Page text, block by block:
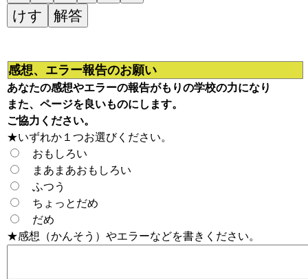
感想、エラー報告のお願い
あなたの感想やエラーの報告がもりの学校の力になり
また、ページを良いものにします。
ご協力ください。
★いずれか１つお選びください。
おもしろい
まあまあおもしろい
ふつう
ちょっとだめ
だめ
★感想（かんそう）やエラーなどを書きください。